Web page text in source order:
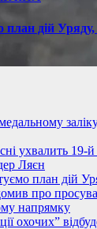
план дій
ухвалить 19-
Ляєн
план дій
про
напрямку
охочих”